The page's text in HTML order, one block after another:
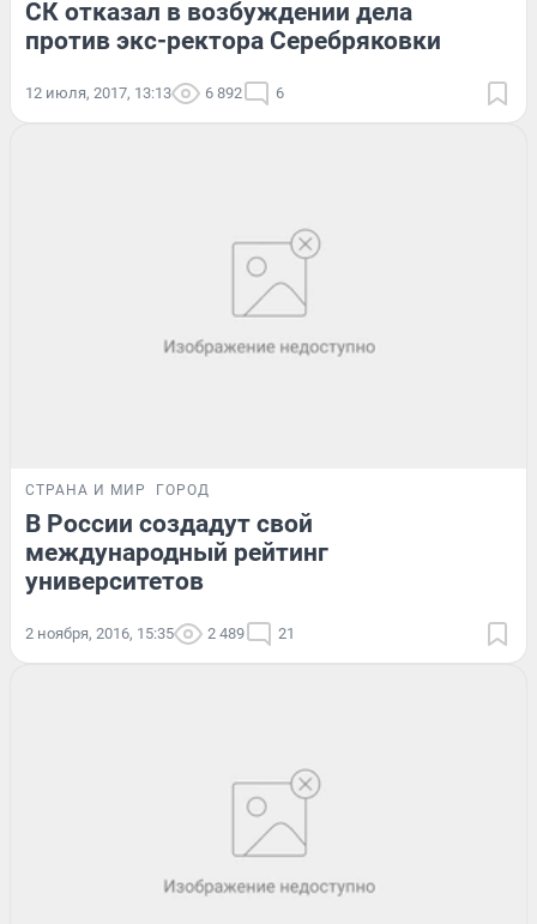
СК отказал в возбуждении дела
против экс-ректора Серебряковки
12 июля, 2017, 13:13 6 892 6
СТРАНА И МИР ГОРОД
В России создадут свой
международный рейтинг
университетов
2 ноября, 2016, 15:35 2 489 21